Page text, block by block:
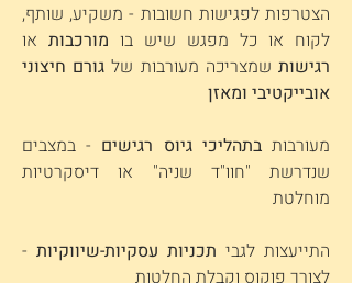
הצטרפות לפגישות חשובות - משקיע, שותף,
לקוח או כל מפגש שיש בו מורכבות או
רגישות שמצריכה מעורבות של גורם חיצוני
אובייקטיבי ומאזן
מעורבותבתהליכי גיוס רגישים - במצבים
שנדרשת "חוו"ד שניה" או דיסקרטיות
מוחלטת
התייעצות לגבי תכניות עסקיות-שיווקיות -
לצורך פוקוס וקבלת החלטות